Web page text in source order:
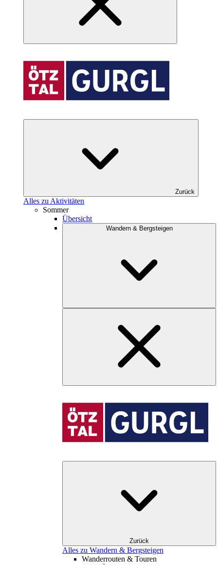
Zurück
Alles zu Aktivitäten
Sommer
Übersicht
Wandern & Bergsteigen
Zurück
Alles zu Wandern & Bergsteigen
Wanderrouten & Touren